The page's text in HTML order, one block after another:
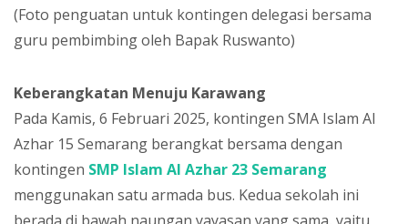
(Foto penguatan untuk kontingen delegasi bersama
guru pembimbing oleh Bapak Ruswanto)
Keberangkatan Menuju Karawang
Pada Kamis, 6 Februari 2025, kontingen SMA Islam Al
Azhar 15 Semarang berangkat bersama dengan
kontingen SMP Islam Al Azhar 23 Semarang
menggunakan satu armada bus. Kedua sekolah ini